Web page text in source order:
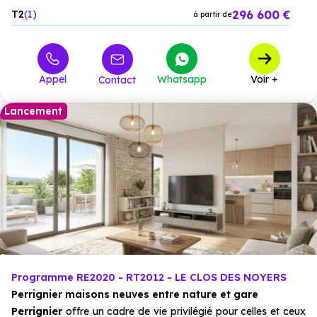
T2 1 à partir de296 600 €
Appel Contact Whatsapp Voir +
Lancement
Programme RE2020 - RT2012 - LE CLOS DES NOYERS
Perrignier maisons neuves entre nature et gare
Perrignieroffre un cadre de vie privilégié pour celles et ceux